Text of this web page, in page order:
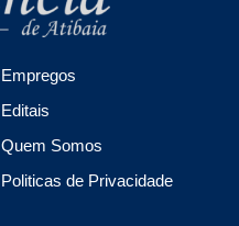
Empregos
Editais
Quem Somos
Politicas de Privacidade